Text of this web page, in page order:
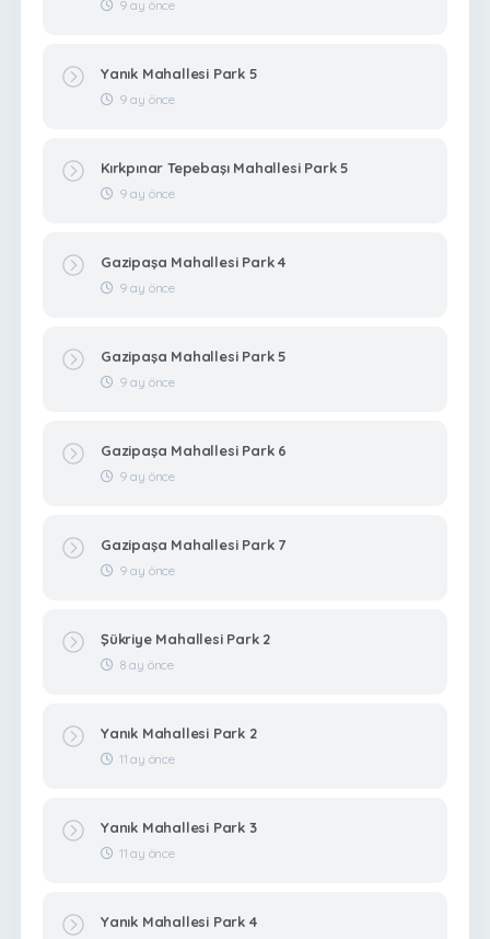
9 ay önce
Yanık Mahallesi Park 5
9 ay önce
Kırkpınar Tepebaşı Mahallesi Park 5
9 ay önce
Gazipaşa Mahallesi Park 4
9 ay önce
Gazipaşa Mahallesi Park 5
9 ay önce
Gazipaşa Mahallesi Park 6
9 ay önce
Gazipaşa Mahallesi Park 7
9 ay önce
Şükriye Mahallesi Park 2
8 ay önce
Yanık Mahallesi Park 2
11 ay önce
Yanık Mahallesi Park 3
11 ay önce
Yanık Mahallesi Park 4